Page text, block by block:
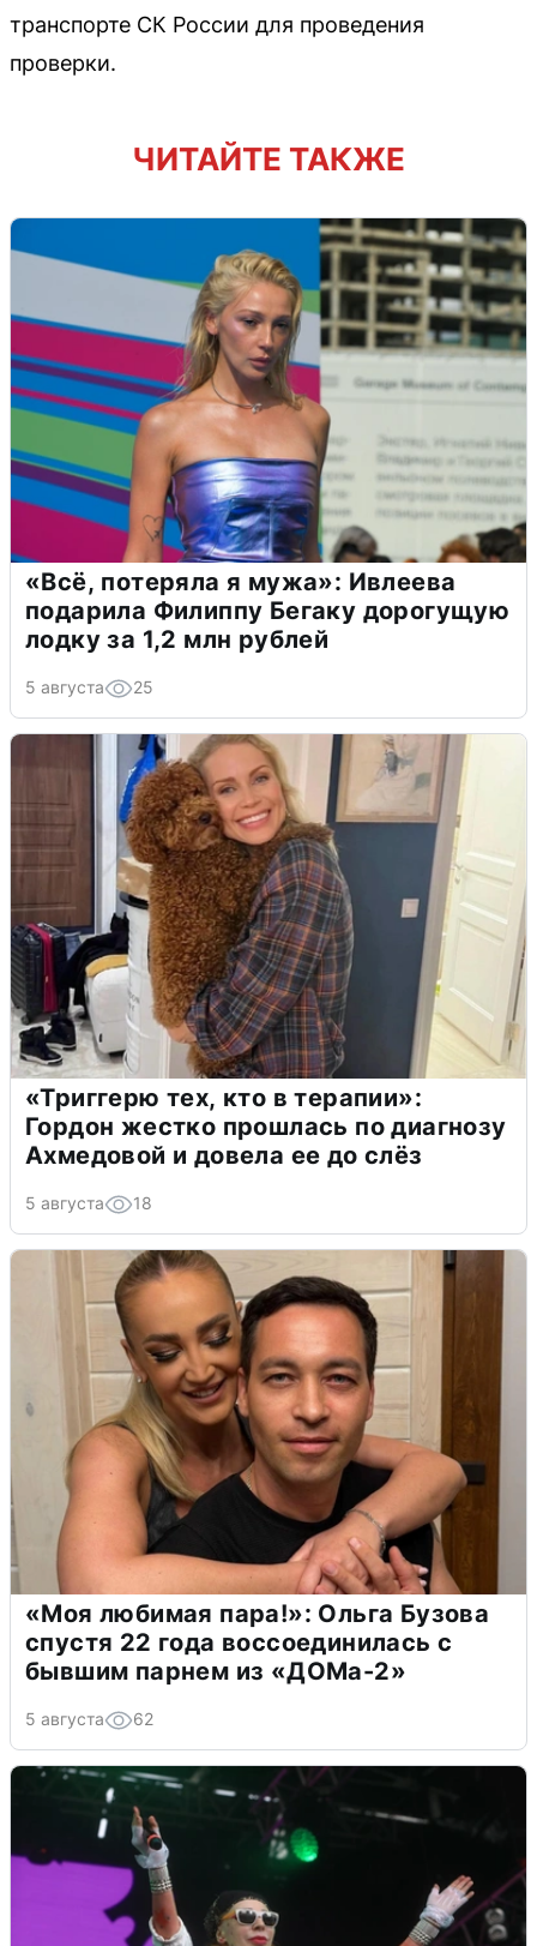
транспорте СК России для проведения
проверки.
ЧИТАЙТЕ ТАКЖЕ
«Всё, потеряла я мужа»: Ивлеева
подарила Филиппу Бегаку дорогущую
лодку за 1,2 млн рублей
5 августа 25
«Триггерю тех, кто в терапии»:
Гордон жестко прошлась по диагнозу
Ахмедовой и довела ее до слёз
5 августа 18
«Моя любимая пара!»: Ольга Бузова
спустя 22 года воссоединилась с
бывшим парнем из «ДОМа-2»
5 августа 62